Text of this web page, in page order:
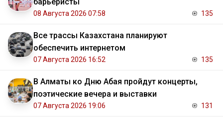
08 Августа 2026 07:58 135
Все трассы Казахстана планируют
обеспечить интернетом
07 Августа 2026 16:52 135
В Алматы ко Дню Абая пройдут концерты,
поэтические вечера и выставки
07 Августа 2026 19:06 131